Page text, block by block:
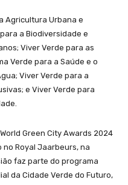
Agricultura Urbana e
a Biodiversidade e
Viver Verde para as
Verde para a Saúde e o
Viver Verde para a
e Viver Verde para
Green City Awards 2024
Royal Jaarbeurs, na
faz parte do programa
da Cidade Verde do Futuro,